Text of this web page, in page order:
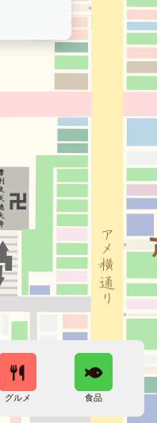
グルメ 食品